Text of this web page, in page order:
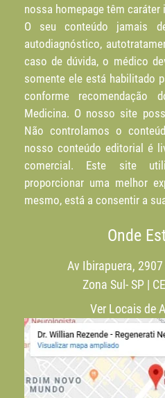
nossa homepage têm
O seu conteúdo jamais
autodiagnóstico,
caso de dúvida, o médico
somente ele está habilitado
conforme recomendação
Medicina. O nosso site
Não controlamos o
nosso conteúdo editorial é
comercial. Este site
proporcionar uma melhor
mesmo, está a consentir a
Onde
Av Ibirapuera,
Zona Sul- SP |
Ver Locais de